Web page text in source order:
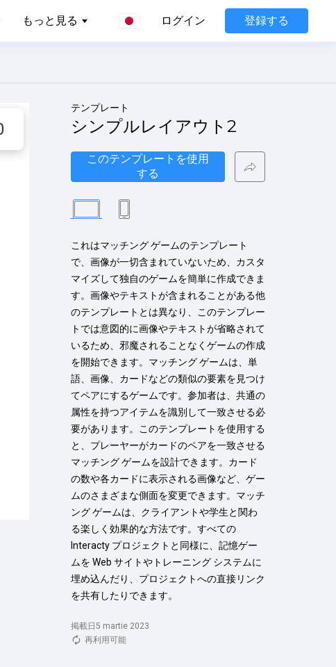
もっと見る ログイン 登録する
テンプレート
シンプルレイアウト2
このテンプレートを使用
する
これはマッチング ゲームのテンプレート
で、画像が一切含まれていないため、カスタ
マイズして独自のゲームを簡単に作成できま
す。画像やテキストが含まれることがある他
のテンプレートとは異なり、このテンプレー
トでは意図的に画像やテキストが省略されて
いるため、邪魔されることなくゲームの作成
を開始できます。マッチング ゲームは、単
語、画像、カードなどの類似の要素を見つけ
てペアにするゲームです。参加者は、共通の
属性を持つアイテムを識別して一致させる必
要があります。このテンプレートを使用する
と、プレーヤーがカードのペアを一致させる
マッチング ゲームを設計できます。カード
の数や各カードに表示される画像など、ゲー
ムのさまざまな側面を変更できます。マッチ
ング ゲームは、クライアントや学生と関わ
る楽しく効果的な方法です。すべての
Interacty プロジェクトと同様に、記憶ゲー
ムを Web サイトやトレーニング システムに
埋め込んだり、プロジェクトへの直接リンク
を共有したりできます。
掲載日5 martie 2023
再利用可能